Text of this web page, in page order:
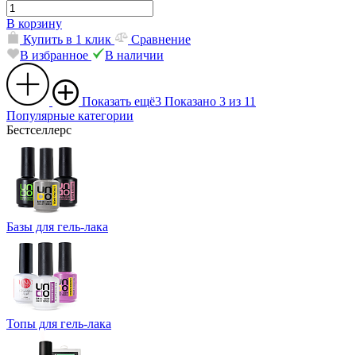
В корзину
Купить в 1 клик
Сравнение
В избранное
В наличии
Показать ещё3 Показано 3 из 11
Популярные категории
Бестселлерc
Базы для гель-лака
Топы для гель-лака